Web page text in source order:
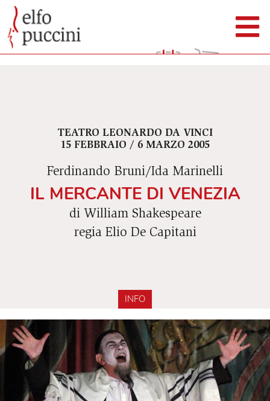
TEATRO LEONARDO DA VINCI
15 FEBBRAIO / 6 MARZO 2005
Ferdinando Bruni/Ida Marinelli
IL MERCANTE DI VENEZIA
di William Shakespeare
regia Elio De Capitani
INFO